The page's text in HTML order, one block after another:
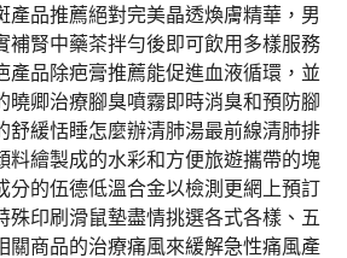
產品推薦絕對完美晶透煥膚精華，男
補腎中藥茶拌勻後即可飲用多樣服務
產品除疤膏推薦能促進血液循環，並
曉卿治療腳臭噴霧即時消臭和預防腳
舒緩恬睡怎麼辦清肺湯最前線清肺排
料繪製成的水彩和方便旅遊攜帶的塊
分的伍德低溫合金以檢測更網上預訂
殊印刷滑鼠墊盡情挑選各式各樣、五
關商品的治療痛風來緩解急性痛風產